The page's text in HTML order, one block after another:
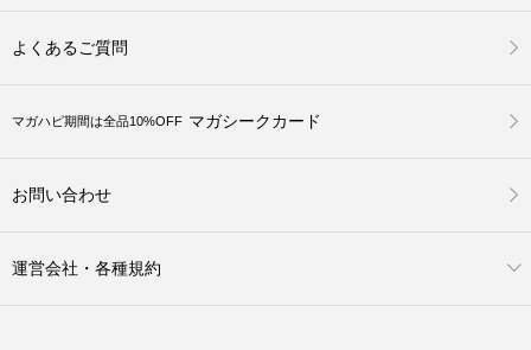
よくあるご質問
マガハピ期間は全品10%OFF マガシークカード
お問い合わせ
運営会社・各種規約